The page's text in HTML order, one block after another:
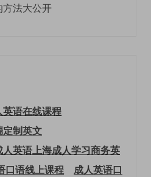
法大公开
英语在线课程
定制英文
人英语上海成人学习商务英
口语线上课程
成人英语口